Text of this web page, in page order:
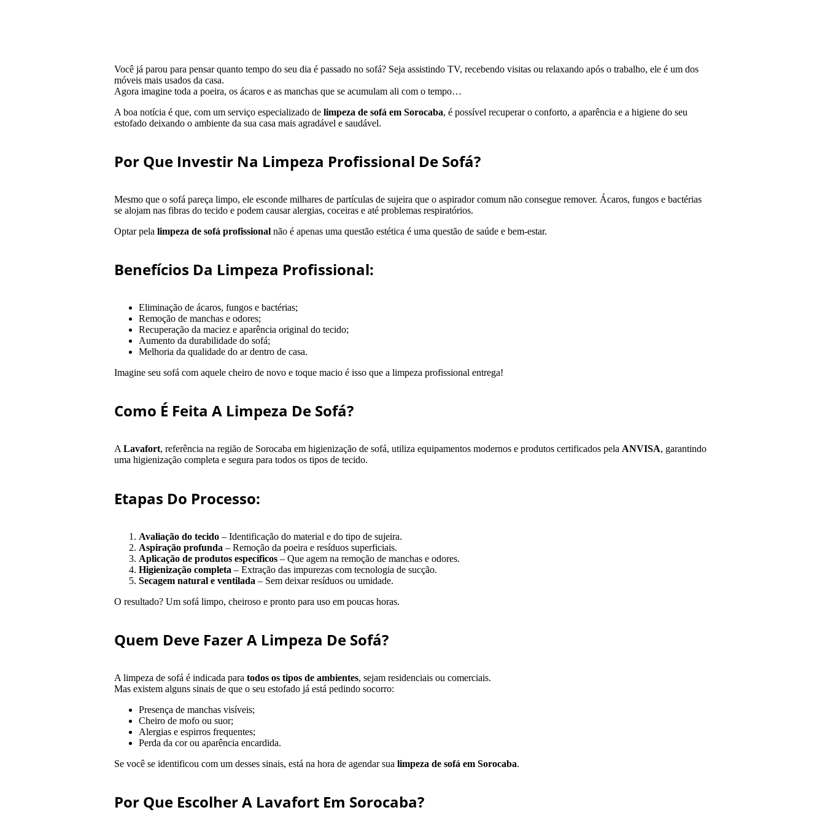
Você já parou para pensar quanto tempo do seu dia é passado no sofá? Seja assistindo TV, recebendo visitas ou relaxando após o trabalho, ele é um dos
móveis mais usados da casa.
Agora imagine toda a poeira, os ácaros e as manchas que se acumulam ali com o tempo…
A boa notícia é que, com um serviço especializado de limpeza de sofá em Sorocaba, é possível recuperar o conforto, a aparência e a higiene do seu
estofado deixando o ambiente da sua casa mais agradável e saudável.
Por Que Investir Na Limpeza Profissional De Sofá?
Mesmo que o sofá pareça limpo, ele esconde milhares de partículas de sujeira que o aspirador comum não consegue remover. Ácaros, fungos e bactérias
se alojam nas fibras do tecido e podem causar alergias, coceiras e até problemas respiratórios.
Optar pela limpeza de sofá profissional não é apenas uma questão estética é uma questão de saúde e bem-estar.
Benefícios Da Limpeza Profissional:
Eliminação de ácaros, fungos e bactérias;
Remoção de manchas e odores;
Recuperação da maciez e aparência original do tecido;
Aumento da durabilidade do sofá;
Melhoria da qualidade do ar dentro de casa.
Imagine seu sofá com aquele cheiro de novo e toque macio é isso que a limpeza profissional entrega!
Como É Feita A Limpeza De Sofá?
ALavafort, referência na região de Sorocaba em higienização de sofá, utiliza equipamentos modernos e produtos certificados pela ANVISA, garantindo
uma higienização completa e segura para todos os tipos de tecido.
Etapas Do Processo:
Avaliação do tecido– Identificação do material e do tipo de sujeira.
Aspiração profunda – Remoção da poeira e resíduos superficiais.
Aplicação de produtos específicos– Que agem na remoção de manchas e odores.
Higienização completa – Extração das impurezas com tecnologia de sucção.
Secagem natural e ventilada – Sem deixar resíduos ou umidade.
O resultado? Um sofá limpo, cheiroso e pronto para uso em poucas horas.
Quem Deve Fazer A Limpeza De Sofá?
A limpeza de sofá é indicada para todos os tipos de ambientes, sejam residenciais ou comerciais.
Mas existem alguns sinais de que o seu estofado já está pedindo socorro:
Presença de manchas visíveis;
Cheiro de mofo ou suor;
Alergias e espirros frequentes;
Perda da cor ou aparência encardida.
Se você se identificou com um desses sinais, está na hora de agendar sua limpeza de sofá em Sorocaba.
Por Que Escolher A Lavafort Em Sorocaba?